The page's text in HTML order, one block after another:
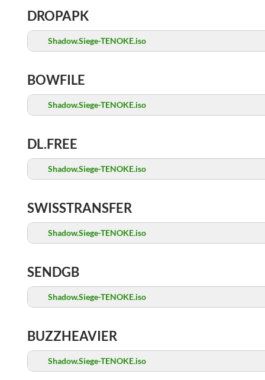
DROPAPK
Shadow.Siege-TENOKE.iso
BOWFILE
Shadow.Siege-TENOKE.iso
DL.FREE
Shadow.Siege-TENOKE.iso
SWISSTRANSFER
Shadow.Siege-TENOKE.iso
SENDGB
Shadow.Siege-TENOKE.iso
BUZZHEAVIER
Shadow.Siege-TENOKE.iso